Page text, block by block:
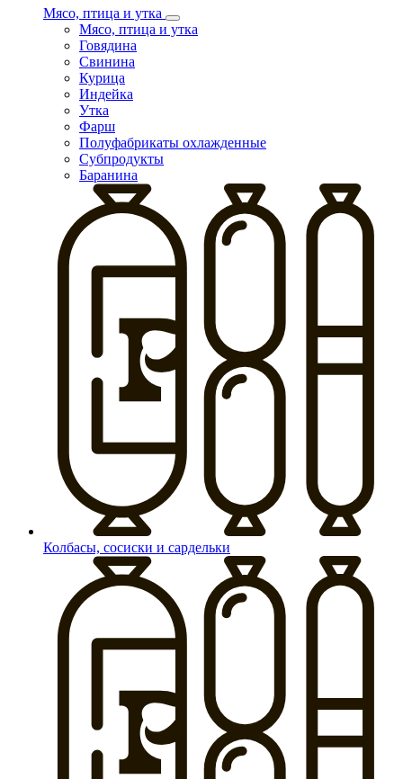
Мясо, птица и утка
Мясо, птица и утка
Говядина
Свинина
Курица
Индейка
Утка
Фарш
Полуфабрикаты охлажденные
Субпродукты
Баранина
Колбасы, сосиски и сардельки